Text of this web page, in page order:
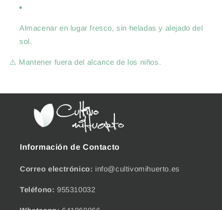
Almacenar en lugar fresco, sin heladas y alejado del
sol.
⚠️ Mantener fuera del alcance de los niños.
Información de Contacto
Correo electrónico: info@cultivomihuerto.es
Teléfono: 955310032